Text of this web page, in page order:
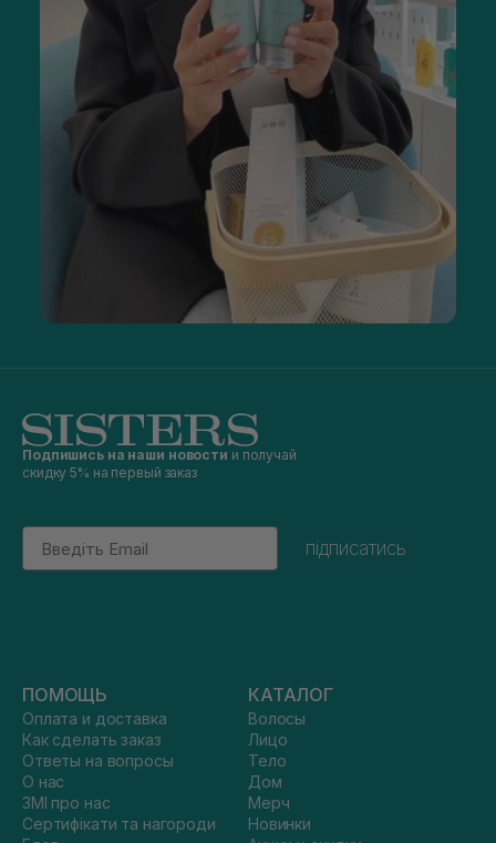
Подпишись на наши новости и получай
скидку 5% на первый заказ
Email
підписатись
ПОМОЩЬ
Оплата и доставка
Как сделать заказ
Ответы на вопросы
О нас
ЗМІ про нас
Сертифікати та нагороди
КАТАЛОГ
Волосы
Лицо
Тело
Дом
Мерч
Новинки